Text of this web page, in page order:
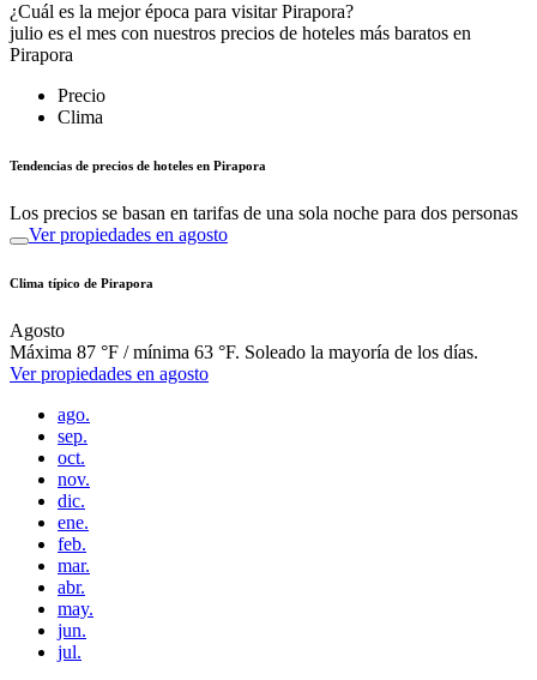
¿Cuál es la mejor época para visitar Pirapora?
julio es el mes con nuestros precios de hoteles más baratos en
Pirapora
Precio
Clima
Tendencias de precios de hoteles en Pirapora
Los precios se basan en tarifas de una sola noche para dos personas
Ver propiedades en agosto
Clima típico de Pirapora
Agosto
Máxima 87 °F / mínima 63 °F. Soleado la mayoría de los días.
Ver propiedades en agosto
ago.
sep.
oct.
nov.
dic.
ene.
feb.
mar.
abr.
may.
jun.
jul.